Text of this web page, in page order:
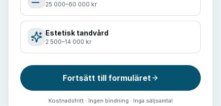
25 000–60 000 kr
Estetisk tandvård
2 500–14 000 kr
Fortsätt till formuläret
Kostnadsfritt · Ingen bindning · Inga säljsamtal